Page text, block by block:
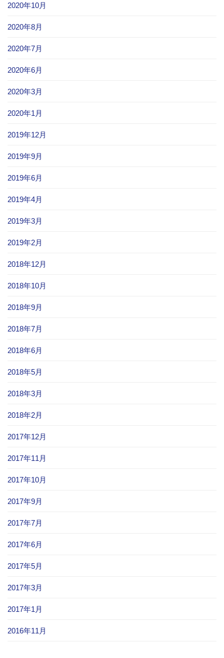
2020年10月
2020年8月
2020年7月
2020年6月
2020年3月
2020年1月
2019年12月
2019年9月
2019年6月
2019年4月
2019年3月
2019年2月
2018年12月
2018年10月
2018年9月
2018年7月
2018年6月
2018年5月
2018年3月
2018年2月
2017年12月
2017年11月
2017年10月
2017年9月
2017年7月
2017年6月
2017年5月
2017年3月
2017年1月
2016年11月